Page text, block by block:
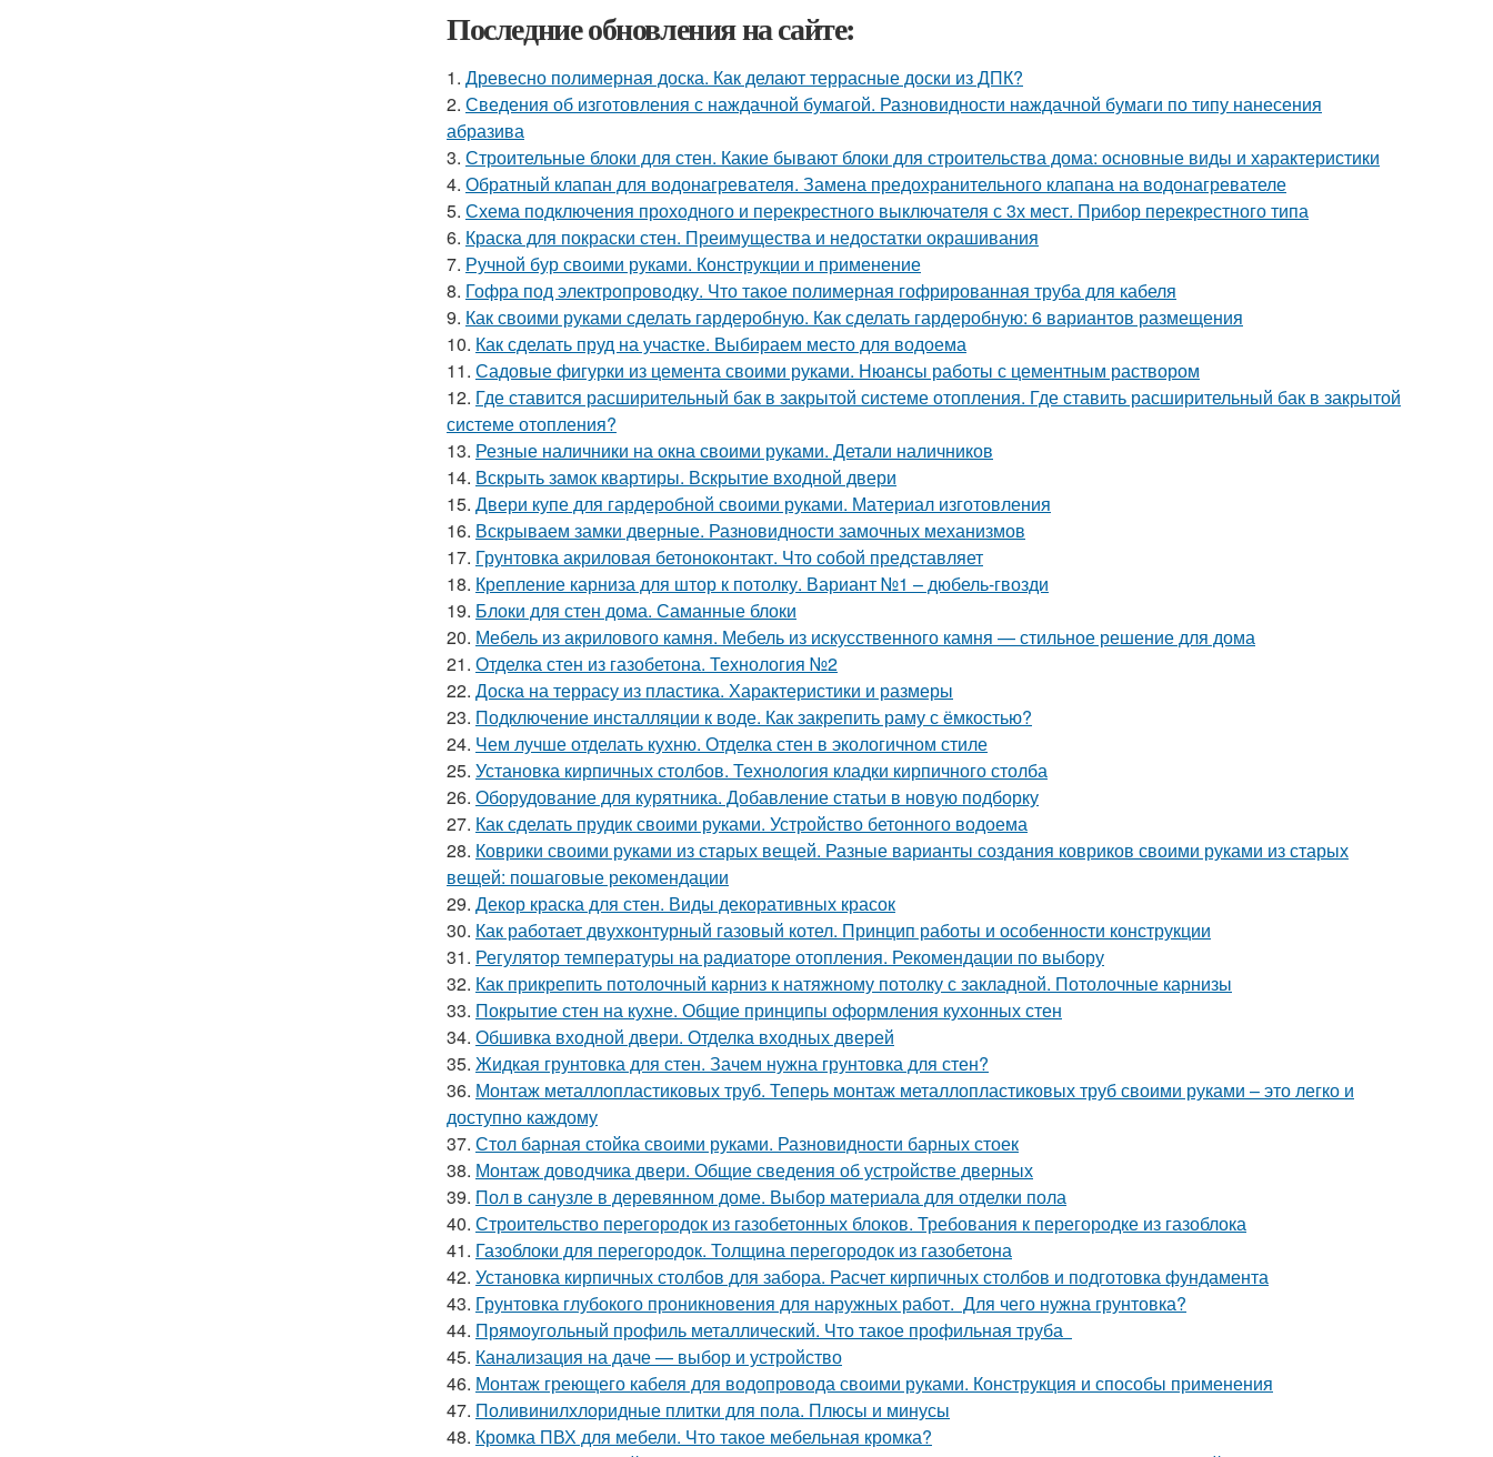
Последние обновления на сайте:
1. Древесно полимерная доска. Как делают террасные доски из ДПК?
2. Сведения об изготовления с наждачной бумагой. Разновидности наждачной бумаги по типу нанесения
абразива
3. Строительные блоки для стен. Какие бывают блоки для строительства дома: основные виды и характеристики
4. Обратный клапан для водонагревателя. Замена предохранительного клапана на водонагревателе
5. Схема подключения проходного и перекрестного выключателя с 3х мест. Прибор перекрестного типа
6. Краска для покраски стен. Преимущества и недостатки окрашивания
7. Ручной бур своими руками. Конструкции и применение
8. Гофра под электропроводку. Что такое полимерная гофрированная труба для кабеля
9. Как своими руками сделать гардеробную. Как сделать гардеробную: 6 вариантов размещения
10. Как сделать пруд на участке. Выбираем место для водоема
11. Садовые фигурки из цемента своими руками. Нюансы работы с цементным раствором
12. Где ставится расширительный бак в закрытой системе отопления. Где ставить расширительный бак в закрытой
системе отопления?
13. Резные наличники на окна своими руками. Детали наличников
14. Вскрыть замок квартиры. Вскрытие входной двери
15. Двери купе для гардеробной своими руками. Материал изготовления
16. Вскрываем замки дверные. Разновидности замочных механизмов
17. Грунтовка акриловая бетоноконтакт. Что собой представляет
18. Крепление карниза для штор к потолку. Вариант №1 – дюбель-гвозди
19. Блоки для стен дома. Саманные блоки
20. Мебель из акрилового камня. Мебель из искусственного камня — стильное решение для дома
21. Отделка стен из газобетона. Технология №2
22. Доска на террасу из пластика. Характеристики и размеры
23. Подключение инсталляции к воде. Как закрепить раму с ёмкостью?
24. Чем лучше отделать кухню. Отделка стен в экологичном стиле
25. Установка кирпичных столбов. Технология кладки кирпичного столба
26. Оборудование для курятника. Добавление статьи в новую подборку
27. Как сделать прудик своими руками. Устройство бетонного водоема
28. Коврики своими руками из старых вещей. Разные варианты создания ковриков своими руками из старых
вещей: пошаговые рекомендации
29. Декор краска для стен. Виды декоративных красок
30. Как работает двухконтурный газовый котел. Принцип работы и особенности конструкции
31. Регулятор температуры на радиаторе отопления. Рекомендации по выбору
32. Как прикрепить потолочный карниз к натяжному потолку с закладной. Потолочные карнизы
33. Покрытие стен на кухне. Общие принципы оформления кухонных стен
34. Обшивка входной двери. Отделка входных дверей
35. Жидкая грунтовка для стен. Зачем нужна грунтовка для стен?
36. Монтаж металлопластиковых труб. Теперь монтаж металлопластиковых труб своими руками – это легко и
доступно каждому
37. Стол барная стойка своими руками. Разновидности барных стоек
38. Монтаж доводчика двери. Общие сведения об устройстве дверных
39. Пол в санузле в деревянном доме. Выбор материала для отделки пола
40. Строительство перегородок из газобетонных блоков. Требования к перегородке из газоблока
41. Газоблоки для перегородок. Толщина перегородок из газобетона
42. Установка кирпичных столбов для забора. Расчет кирпичных столбов и подготовка фундамента
43. Грунтовка глубокого проникновения для наружных работ. Для чего нужна грунтовка?
44. Прямоугольный профиль металлический. Что такое профильная труба
45. Канализация на даче — выбор и устройство
46. Монтаж греющего кабеля для водопровода своими руками. Конструкция и способы применения
47. Поливинилхлоридные плитки для пола. Плюсы и минусы
48. Кромка ПВХ для мебели. Что такое мебельная кромка?